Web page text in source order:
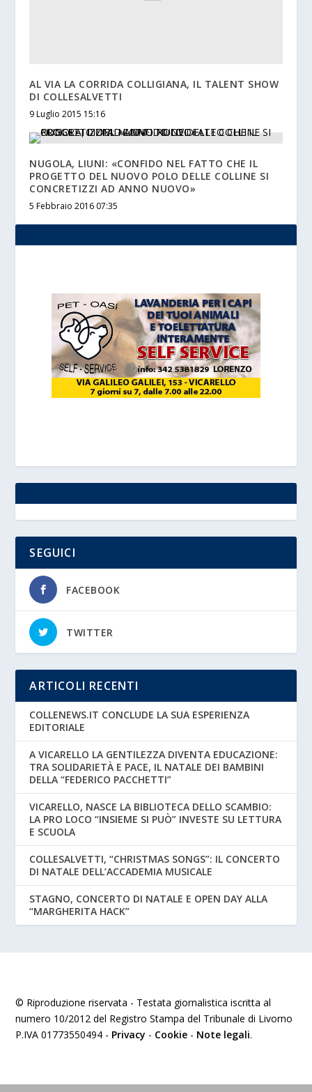
AL VIA LA CORRIDA COLLIGIANA, IL TALENT SHOW
DI COLLESALVETTI
9 Luglio 2015 15:16
NUGOLA, LIUNI: «CONFIDO NEL FATTO CHE IL
PROGETTO DEL NUOVO POLO DELLE COLLINE SI
CONCRETIZZI AD ANNO NUOVO»
5 Febbraio 2016 07:35
SEGUICI
FACEBOOK
TWITTER
ARTICOLI RECENTI
COLLENEWS.IT CONCLUDE LA SUA ESPERIENZA
EDITORIALE
A VICARELLO LA GENTILEZZA DIVENTA EDUCAZIONE:
TRA SOLIDARIETÀ E PACE, IL NATALE DEI BAMBINI
DELLA “FEDERICO PACCHETTI”
VICARELLO, NASCE LA BIBLIOTECA DELLO SCAMBIO:
LA PRO LOCO “INSIEME SI PUÒ” INVESTE SU LETTURA
E SCUOLA
COLLESALVETTI, “CHRISTMAS SONGS”: IL CONCERTO
DI NATALE DELL’ACCADEMIA MUSICALE
STAGNO, CONCERTO DI NATALE E OPEN DAY ALLA
“MARGHERITA HACK”
© Riproduzione riservata - Testata giornalistica iscritta al
numero 10/2012 del Registro Stampa del Tribunale di Livorno
P.IVA 01773550494 - Privacy - Cookie - Note legali.